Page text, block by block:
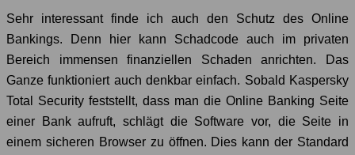
Sehr interessant finde ich auch den Schutz des Online
Bankings. Denn hier kann Schadcode auch im privaten
Bereich immensen finanziellen Schaden anrichten. Das
Ganze funktioniert auch denkbar einfach. Sobald Kaspersky
Total Security feststellt, dass man die Online Banking Seite
einer Bank aufruft, schlägt die Software vor, die Seite in
einem sicheren Browser zu öffnen. Dies kann der Standard